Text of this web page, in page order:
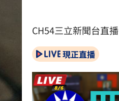
CH54三立新聞台直播
現正直播